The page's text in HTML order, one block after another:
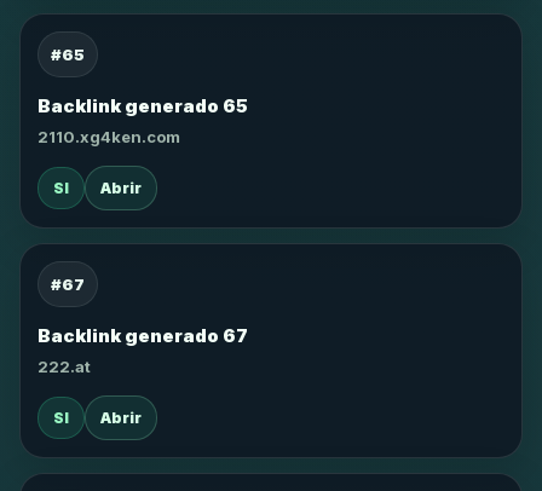
#65
Backlink generado 65
2110.xg4ken.com
SI Abrir
#67
Backlink generado 67
222.at
SI Abrir